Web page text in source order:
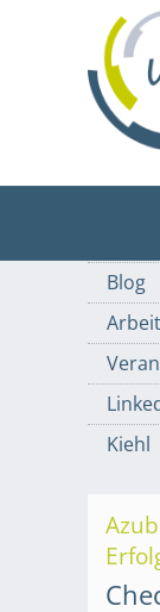
Blog
Kiehl